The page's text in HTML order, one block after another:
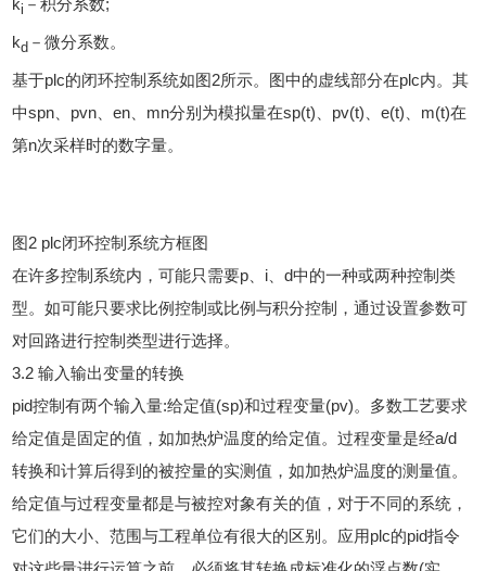
ki －积分系数;
kd －微分系数。
基于plc的闭环控制系统如图2所示。图中的虚线部分在plc内。其
中spn、pvn、en、mn分别为模拟量在sp(t)、pv(t)、e(t)、m(t)在
第n次采样时的数字量。
图2 plc闭环控制系统方框图
在许多控制系统内，可能只需要p、i、d中的一种或两种控制类
型。如可能只要求比例控制或比例与积分控制，通过设置参数可
对回路进行控制类型进行选择。
3.2 输入输出变量的转换
pid控制有两个输入量:给定值(sp)和过程变量(pv)。多数工艺要求
给定值是固定的值，如加热炉温度的给定值。过程变量是经a/d
转换和计算后得到的被控量的实测值，如加热炉温度的测量值。
给定值与过程变量都是与被控对象有关的值，对于不同的系统，
它们的大小、范围与工程单位有很大的区别。应用plc的pid指令